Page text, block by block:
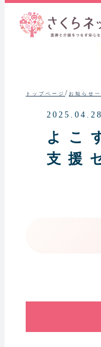
トップページ / お知らせ一
2025.04.28
よこ
支援